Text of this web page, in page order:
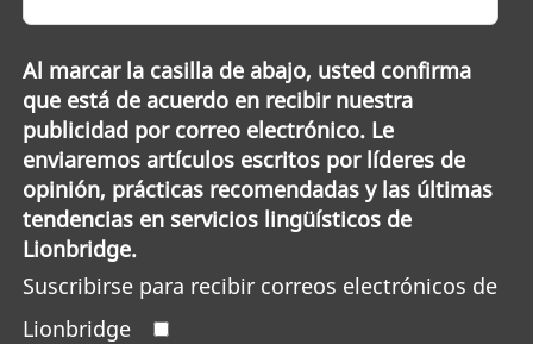
Al marcar la casilla de abajo, usted confirma
que está de acuerdo en recibir nuestra
publicidad por correo electrónico. Le
enviaremos artículos escritos por líderes de
opinión, prácticas recomendadas y las últimas
tendencias en servicios lingüísticos de
Lionbridge.
Suscribirse para recibir correos electrónicos de
Lionbridge